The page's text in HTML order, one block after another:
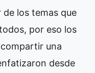
de los temas que
por eso los
una
desde